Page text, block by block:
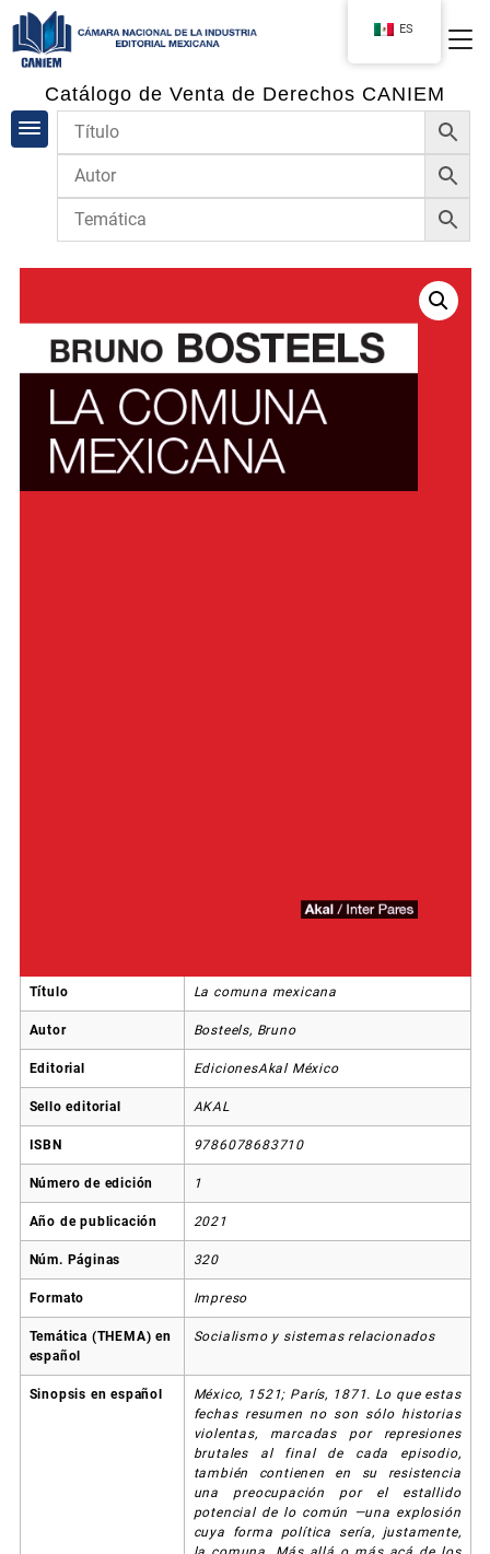
Catálogo de Venta de Derechos CANIEM
Título La comuna mexicana
Autor Bosteels, Bruno
Editorial EdicionesAkal México
Sello editorial AKAL
ISBN 9786078683710
Número de edición 1
Año de publicación 2021
Núm. Páginas 320
Formato Impreso
Temática (THEMA) en
español
Socialismo y sistemas relacionados
Sinopsis en español
México, 1521; París, 1871. Lo que estas
fechas resumen no son sólo historias
violentas, marcadas por represiones
brutales al final de cada episodio,
también contienen en su resistencia
una preocupación por el estallido
potencial de lo común —una explosión
cuya forma política sería, justamente,
ES